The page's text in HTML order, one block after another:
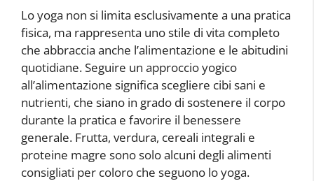
Lo yoga non si limita esclusivamente a una pratica
fisica, ma rappresenta uno stile di vita completo
che abbraccia anche l’alimentazione e le abitudini
quotidiane. Seguire un approccio yogico
all’alimentazione significa scegliere cibi sani e
nutrienti, che siano in grado di sostenere il corpo
durante la pratica e favorire il benessere
generale. Frutta, verdura, cereali integrali e
proteine magre sono solo alcuni degli alimenti
consigliati per coloro che seguono lo yoga.